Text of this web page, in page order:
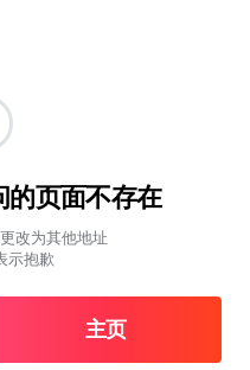
的页面不存在
改为其他地址
示抱歉
主页